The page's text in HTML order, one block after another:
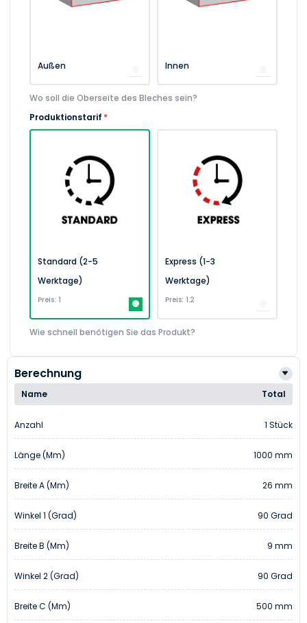
Außen Innen
Wo soll die Oberseite des Bleches sein?
Produktionstarif *
Standard (2-5
Werktage)
Preis: 1
Express (1-3
Werktage)
Preis: 1.2
Wie schnell benötigen Sie das Produkt?
Berechnung
Name Total
Anzahl 1 Stück
Länge (mm) 1000 mm
Breite A (mm) 26 mm
Winkel 1 (Grad) 90 Grad
Breite B (mm) 9 mm
Winkel 2 (Grad) 90 Grad
Breite C (mm) 500 mm